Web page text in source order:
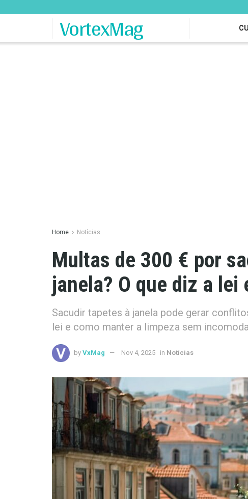
VortexMag
Home Notícias
Multas de 300 € por
janela? O que diz a
Sacudir tapetes à janela pode gerar
lei e como manter a limpeza sem
by VxMag Nov 4, 2025 in Notícias